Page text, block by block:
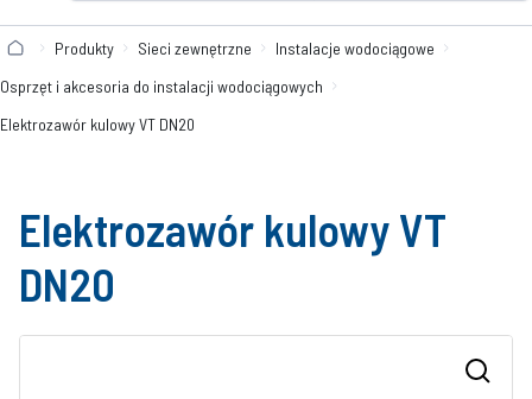
Produkty Sieci zewnętrzne
Instalacje wodociągowe
Osprzęt i akcesoria do instalacji wodociągowych
Elektrozawór kulowy VT DN20
Elektrozawór kulowy VT
DN20